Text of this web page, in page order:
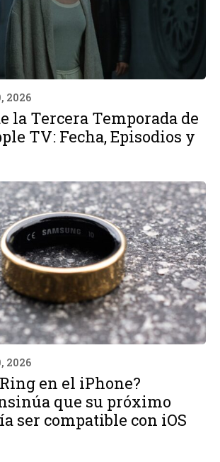
2026
la Tercera Temporada de
TV: Fecha, Episodios y
2026
en el iPhone?
que su próximo
ser compatible con iOS